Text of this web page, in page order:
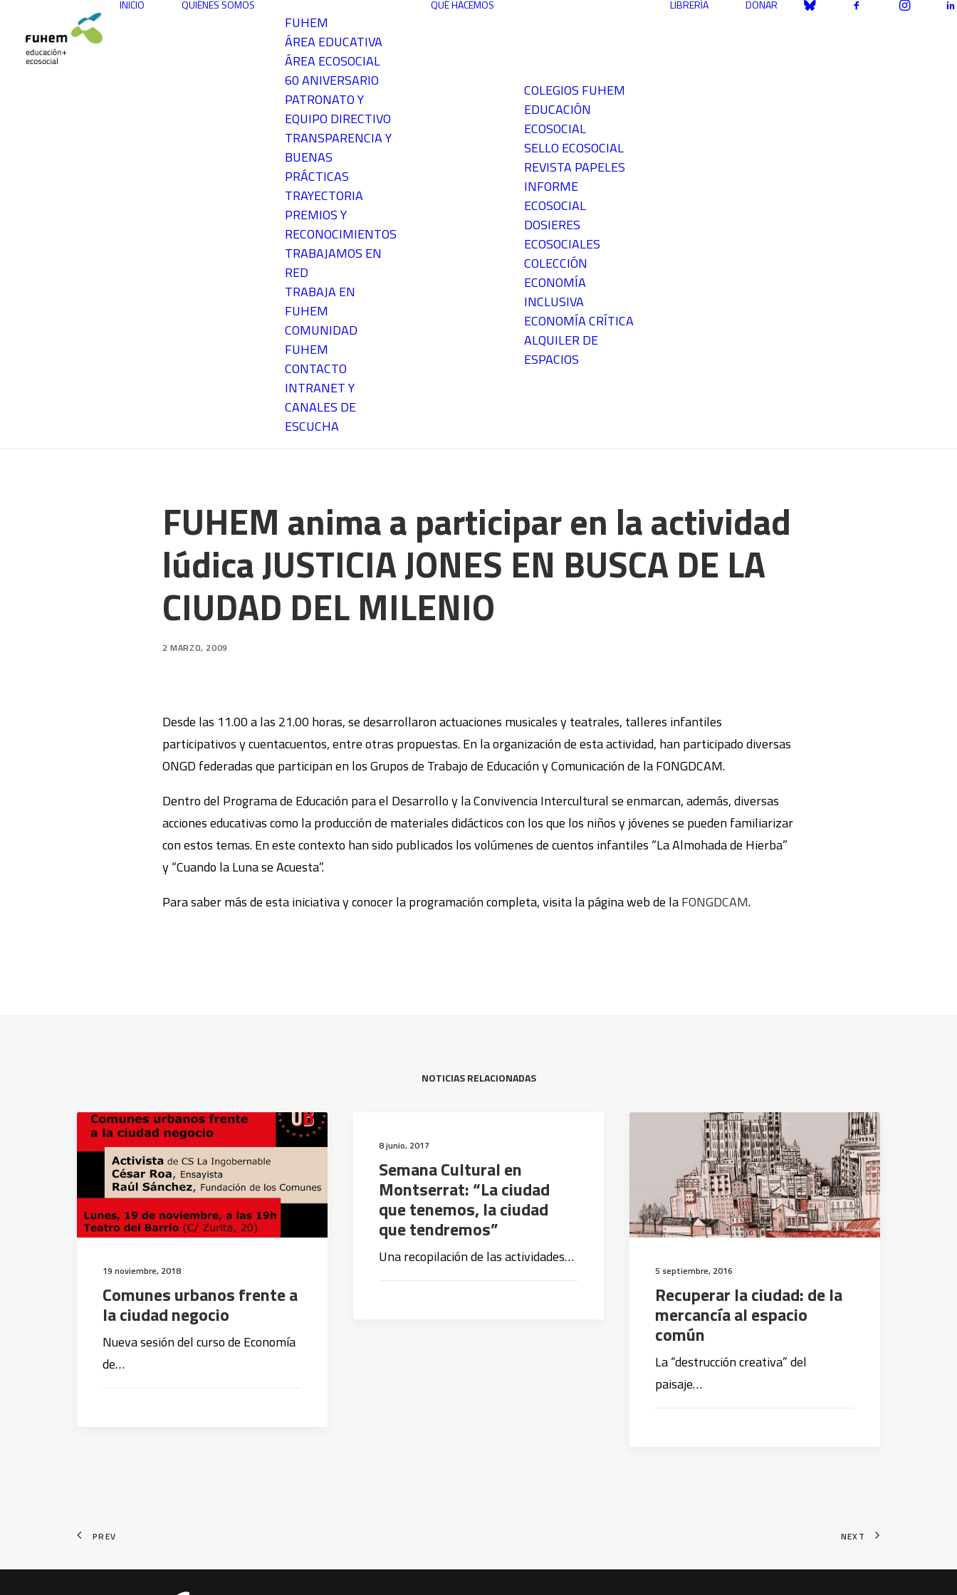
INICIO QUIÉNES SOMOS
FUHEM
ÁREA EDUCATIVA
ÁREA ECOSOCIAL
60 ANIVERSARIO
PATRONATO Y
EQUIPO DIRECTIVO
TRANSPARENCIA Y
BUENAS
PRÁCTICAS
TRAYECTORIA
PREMIOS Y
RECONOCIMIENTOS
TRABAJAMOS EN
RED
TRABAJA EN
FUHEM
COMUNIDAD
FUHEM
CONTACTO
INTRANET Y
CANALES DE
ESCUCHA
QUÉ HACEMOS
COLEGIOS FUHEM
EDUCACIÓN
ECOSOCIAL
SELLO ECOSOCIAL
REVISTA PAPELES
INFORME
ECOSOCIAL
DOSIERES
ECOSOCIALES
COLECCIÓN
ECONOMÍA
INCLUSIVA
ECONOMÍA CRÍTICA
ALQUILER DE
ESPACIOS
LIBRERÍA DONAR
FUHEM anima a participar en la actividad
lúdica JUSTICIA JONES EN BUSCA DE LA
CIUDAD DEL MILENIO
2 MARZO, 2009
Desde las 11.00 a las 21.00 horas, se desarrollaron actuaciones musicales y teatrales, talleres infantiles
participativos y cuentacuentos, entre otras propuestas. En la organización de esta actividad, han participado diversas
ONGD federadas que participan en los Grupos de Trabajo de Educación y Comunicación de la FONGDCAM.
Dentro del Programa de Educación para el Desarrollo y la Convivencia Intercultural se enmarcan, además, diversas
acciones educativas como la producción de materiales didácticos con los que los niños y jóvenes se pueden familiarizar
con estos temas. En este contexto han sido publicados los volúmenes de cuentos infantiles “La Almohada de Hierba”
y “Cuando la Luna se Acuesta”.
Para saber más de esta iniciativa y conocer la programación completa, visita la página web de laFONGDCAM.
NOTICIAS RELACIONADAS
19 noviembre, 2018
Comunes urbanos frente a
la ciudad negocio
Nueva sesión del curso de Economía
de…
8 junio, 2017
Semana Cultural en
Montserrat: “La ciudad
que tenemos, la ciudad
que tendremos”
Una recopilación de las actividades…
5 septiembre, 2016
Recuperar la ciudad: de la
mercancía al espacio
común
La “destrucción creativa” del
paisaje…
PREV NEXT